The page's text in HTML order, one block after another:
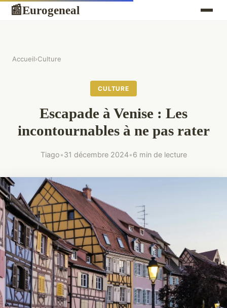
📰Eurogeneal
Accueil›Culture
CULTURE
Escapade à Venise : Les
incontournables à ne pas rater
Tiago•31 décembre 2024•6 min de lecture